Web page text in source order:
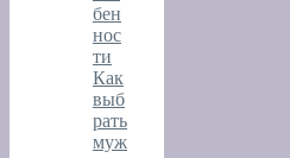
бен
нос
ти
Как
выб
рать
муж